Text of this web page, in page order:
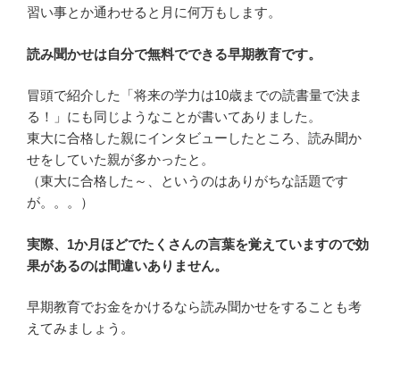
習い事とか通わせると月に何万もします。
読み聞かせは自分で無料でできる早期教育です。
冒頭で紹介した「将来の学力は10歳までの読書量で決ま
る！」にも同じようなことが書いてありました。
東大に合格した親にインタビューしたところ、読み聞か
せをしていた親が多かったと。
（東大に合格した～、というのはありがちな話題です
が。。。）
実際、1か月ほどでたくさんの言葉を覚えていますので効
果があるのは間違いありません。
早期教育でお金をかけるなら読み聞かせをすることも考
えてみましょう。